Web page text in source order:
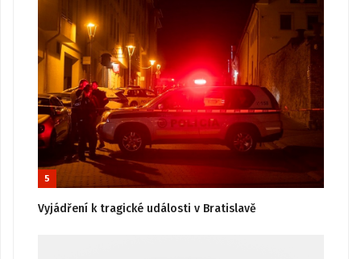
5
Vyjádření k tragické události v Bratislavě